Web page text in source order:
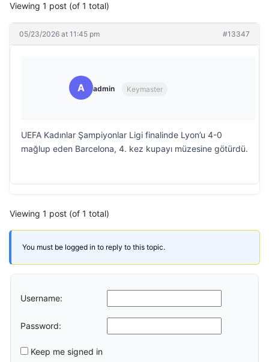
Viewing 1 post (of 1 total)
05/23/2026 at 11:45 pm #13347
A admin Keymaster
UEFA Kadınlar Şampiyonlar Ligi finalinde Lyon’u 4-0
mağlup eden Barcelona, 4. kez kupayı müzesine götürdü.
Viewing 1 post (of 1 total)
You must be logged in to reply to this topic.
Username:
Password:
Keep me signed in